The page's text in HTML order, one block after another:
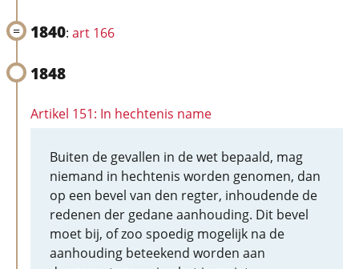
1840: art 166
1848
Artikel 151: In hechtenis name
Buiten de gevallen in de wet bepaald, mag
niemand in hechtenis worden genomen, dan
op een bevel van den regter, inhoudende de
redenen der gedane aanhouding. Dit bevel
moet bij, of zoo spoedig mogelijk na de
aanhouding beteekend worden aan